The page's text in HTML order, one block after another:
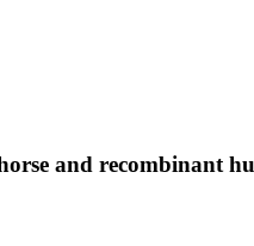
and recombinant